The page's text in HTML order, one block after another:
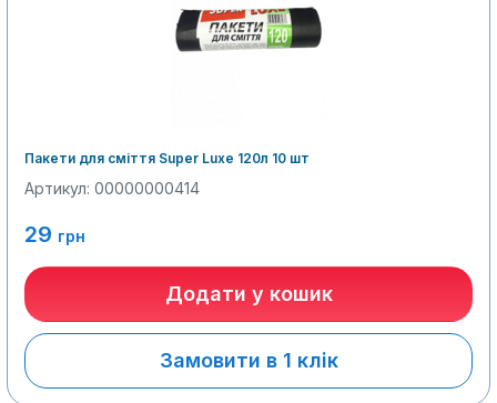
Пакети для сміття Super Luxe 120л 10 шт
Артикул: 00000000414
29 грн
Додати у кошик
Замовити в 1 клік